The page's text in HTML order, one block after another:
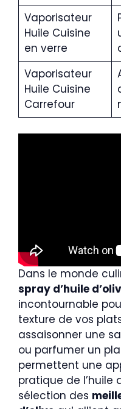
Vaporisateur
Huile Cuisine
en verre
Vaporisateur
Huile Cuisine
Carrefour
Dans le monde
spray d’huile
incontournable
texture de vos
assaisonner une
ou parfumer un
permettent une
pratique de l’huile
sélection des